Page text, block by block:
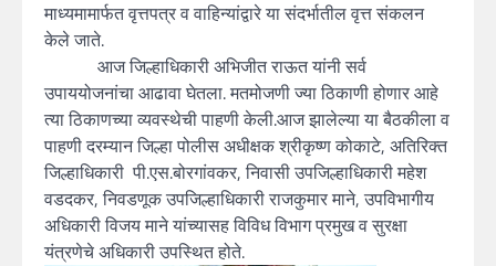
माध्यमामार्फत वृत्तपत्र व वाहिन्यांद्वारे या संदर्भातील वृत्त संकलन
केले जाते.
आज जिल्हाधिकारी अभिजीत राऊत यांनी सर्व
उपाययोजनांचा आढावा घेतला. मतमोजणी ज्या ठिकाणी होणार आहे
त्या ठिकाणच्या व्यवस्थेची पाहणी केली.आज झालेल्या या बैठकीला व
पाहणी दरम्यान जिल्हा पोलीस अधीक्षक श्रीकृष्ण कोकाटे, अतिरिक्त
जिल्हाधिकारी पी.एस.बोरगांवकर, निवासी उपजिल्हाधिकारी महेश
वडदकर, निवडणूक उपजिल्हाधिकारी राजकुमार माने, उपविभागीय
अधिकारी विजय माने यांच्यासह विविध विभाग प्रमुख व सुरक्षा
यंत्रणेचे अधिकारी उपस्थित होते.